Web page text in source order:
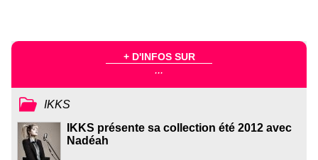
+ D'INFOS SUR
...
IKKS
IKKS présente sa collection été 2012 avec
Nadéah